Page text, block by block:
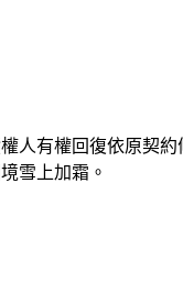
人有權回復依原契
雪上加霜。